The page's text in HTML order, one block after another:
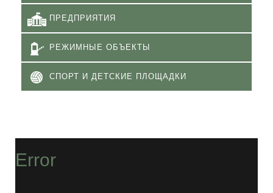
ПРЕДПРИЯТИЯ
РЕЖИМНЫЕ ОБЪЕКТЫ
СПОРТ И ДЕТСКИЕ ПЛОЩАДКИ
Error